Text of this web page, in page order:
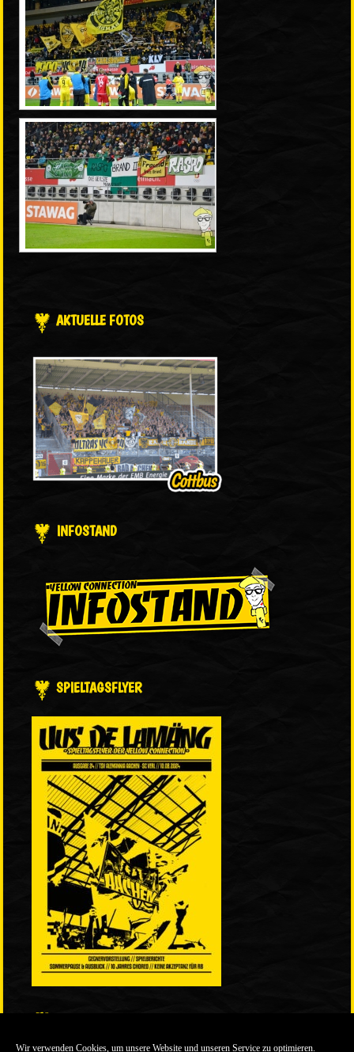
Wir verwenden Cookies, um unsere Website und unseren Service zu optimieren.
AKTUELLE FOTOS
INFOSTAND
SPIELTAGSFLYER